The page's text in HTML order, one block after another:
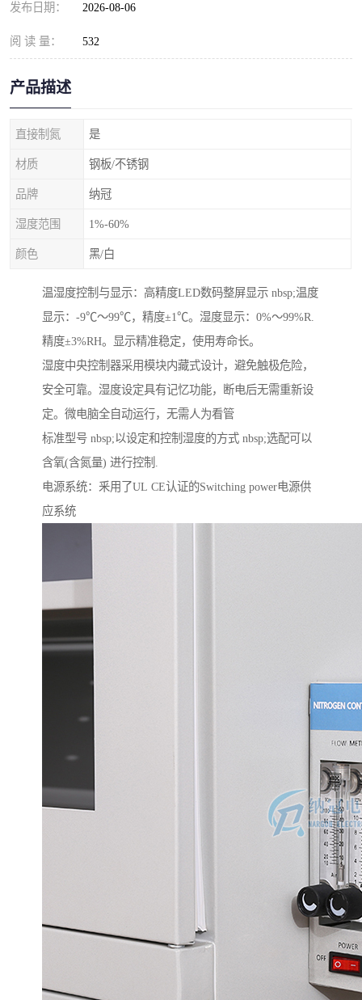
发布日期： 2026-08-06
阅 读 量： 532
产品描述
直接制氮 是
材质 钢板/不锈钢
品牌 纳冠
湿度范围 1%-60%
颜色 黑/白
温湿度控制与显示：高精度LED数码整屏显示 nbsp;温度
显示：-9℃～99℃，精度±1℃。湿度显示：0%～99%R.
精度±3%RH。显示精准稳定，使用寿命长。
湿度中央控制器采用模块内藏式设计，避免触极危险，
安全可靠。湿度设定具有记忆功能，断电后无需重新设
定。微电脑全自动运行，无需人为看管
标准型号 nbsp;以设定和控制湿度的方式 nbsp;选配可以
含氧(含氮量) 进行控制.
电源系统：釆用了UL CE认证的Switching power电源供
应系统